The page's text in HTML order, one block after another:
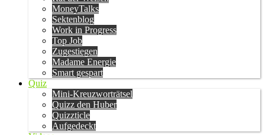
MoneyTalks
Sektenblog
Work in Progress
Top Job
Zugestiegen
Madame Energie
Smart gespart
Quiz
Mini-Kreuzworträtsel
Quizz den Huber
Quizzticle
Aufgedeckt